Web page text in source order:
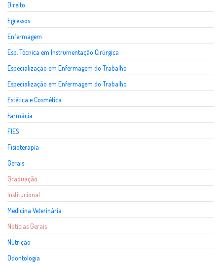
Direito
Egressos
Enfermagem
Esp. Técnica em Instrumentação Cirúrgica
Especialização em Enfermagem do Trabalho
Especialização em Enfermagem do Trabalho
Estética e Cosmética
Farmácia
FIES
Fisioterapia
Gerais
Graduação
Institucional
Medicina Veterinária
Notícias Gerais
Nutrição
Odontologia